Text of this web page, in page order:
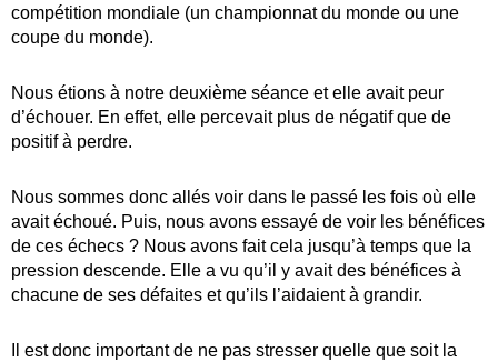
compétition mondiale (un championnat du monde ou une
coupe du monde).
Nous étions à notre deuxième séance et elle avait peur
d’échouer. En effet, elle percevait plus de négatif que de
positif à perdre.
Nous sommes donc allés voir dans le passé les fois où elle
avait échoué. Puis, nous avons essayé de voir les bénéfices
de ces échecs ? Nous avons fait cela jusqu’à temps que la
pression descende. Elle a vu qu’il y avait des bénéfices à
chacune de ses défaites et qu’ils l’aidaient à grandir.
Il est donc important de ne pas stresser quelle que soit la